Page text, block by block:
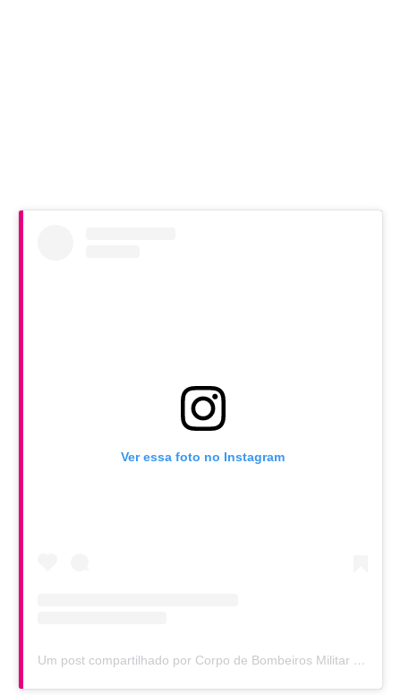
Ver essa foto no Instagram
Um post compartilhado por Corpo de Bombeiros Militar do Paraná (@bombeirosparana)